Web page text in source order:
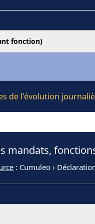
fonction)
de l'évolution
mandats,
: Cumuleo ›